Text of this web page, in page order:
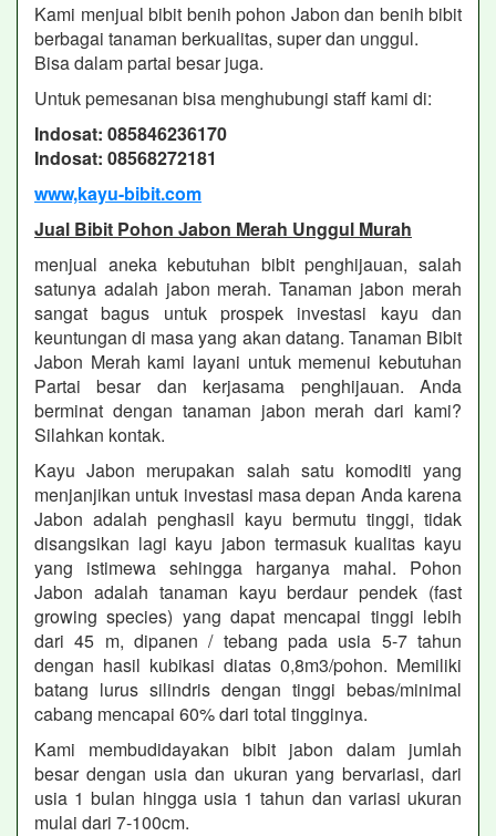
Kami menjual bibit benih pohon Jabon dan benih bibit
berbagai tanaman berkualitas, super dan unggul.
Bisa dalam partai besar juga.
Untuk pemesanan bisa menghubungi staff kami di:
Indosat: 085846236170
Indosat: 08568272181
www,kayu-bibit.com
Jual Bibit Pohon Jabon Merah Unggul Murah
menjual aneka kebutuhan bibit penghijauan, salah
satunya adalah jabon merah. Tanaman jabon merah
sangat bagus untuk prospek investasi kayu dan
keuntungan di masa yang akan datang. Tanaman Bibit
Jabon Merah kami layani untuk memenui kebutuhan
Partai besar dan kerjasama penghijauan. Anda
berminat dengan tanaman jabon merah dari kami?
Silahkan kontak.
Kayu Jabon merupakan salah satu komoditi yang
menjanjikan untuk investasi masa depan Anda karena
Jabon adalah penghasil kayu bermutu tinggi, tidak
disangsikan lagi kayu jabon termasuk kualitas kayu
yang istimewa sehingga harganya mahal. Pohon
Jabon adalah tanaman kayu berdaur pendek (fast
growing species) yang dapat mencapai tinggi lebih
dari 45 m, dipanen / tebang pada usia 5-7 tahun
dengan hasil kubikasi diatas 0,8m3/pohon. Memiliki
batang lurus silindris dengan tinggi bebas/minimal
cabang mencapai 60% dari total tingginya.
Kami membudidayakan bibit jabon dalam jumlah
besar dengan usia dan ukuran yang bervariasi, dari
usia 1 bulan hingga usia 1 tahun dan variasi ukuran
mulai dari 7-100cm.